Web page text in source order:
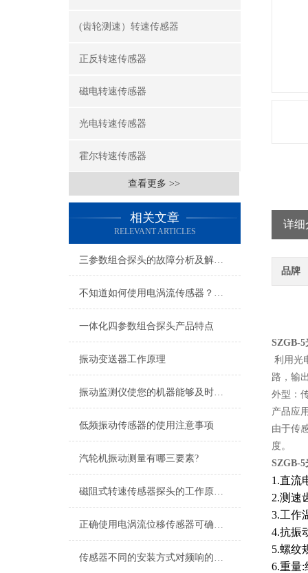
(齿轮测速）转速传感器
正反转速传感器
磁电转速传感器
光电转速传感器
霍尔转速传感器
查看更多 >>
相关文章
RELEVANT ARTICLES
三参数组合探头的故障分析及解决方法
不知道如何使用电涡流传感器？进来看
一体化四参数组合探头产品特点
振动变送器工作原理
振动监测仪使您的机器能够及时得到保护避免不必要的经济损失
低频振动传感器的使用注意事项
汽轮机振动测量有哪三要素?
磁阻式转速传感器探头的工作原理及参数
正确使用电涡流位移传感器可确保其测量结果的准确
传感器不同的安装方式对频响的影响?
详细
品牌
SZGB-
利用光
路，输
外型：
产品应
由于传
度。
SZGB-
1.直流
2.测速
3.工作
4.抗振
5.螺纹
6.重量: